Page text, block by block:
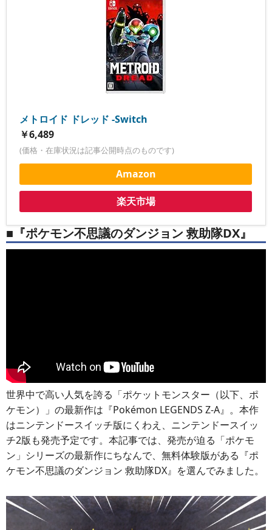
メトロイド ドレッド -Switch
￥6,489
(価格・在庫状況は記事公開時点のものです)
Amazon
楽天市場
■『ポケモン不思議のダンジョン 救助隊DX』
世界中で高い人気を誇る「ポケットモンスター（以下、ポ
ケモン）」の最新作は『Pokémon LEGENDS Z-A』。本作
はニンテンドースイッチ版にくわえ、ニンテンドースイッ
チ2版も発売予定です。本記事では、発売が迫る「ポケモ
ン」シリーズの最新作にちなんで、無料体験版がある『ポ
ケモン不思議のダンジョン 救助隊DX』を選んでみました。